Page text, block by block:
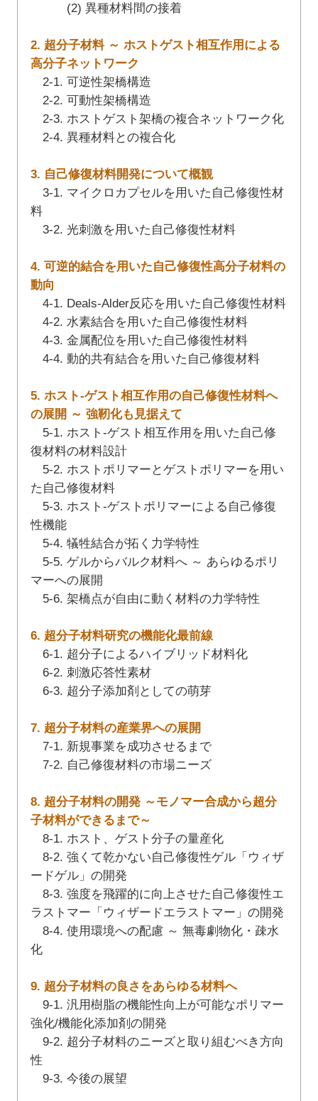
(2) 異種材料間の接着
2. 超分子材料 ～ ホストゲスト相互作用による
高分子ネットワーク
2-1. 可逆性架橋構造
2-2. 可動性架橋構造
2-3. ホストゲスト架橋の複合ネットワーク化
2-4. 異種材料との複合化
3. 自己修復材料開発について概観
3-1. マイクロカプセルを用いた自己修復性材
料
3-2. 光刺激を用いた自己修復性材料
4. 可逆的結合を用いた自己修復性高分子材料の
動向
4-1. Deals-Alder反応を用いた自己修復性材料
4-2. 水素結合を用いた自己修復性材料
4-3. 金属配位を用いた自己修復性材料
4-4. 動的共有結合を用いた自己修復材料
5. ホスト-ゲスト相互作用の自己修復性材料へ
の展開 ～ 強靭化も見据えて
5-1. ホスト-ゲスト相互作用を用いた自己修
復材料の材料設計
5-2. ホストポリマーとゲストポリマーを用い
た自己修復材料
5-3. ホスト-ゲストポリマーによる自己修復
性機能
5-4. 犠牲結合が拓く力学特性
5-5. ゲルからバルク材料へ ～ あらゆるポリ
マーへの展開
5-6. 架橋点が自由に動く材料の力学特性
6. 超分子材料研究の機能化最前線
6-1. 超分子によるハイブリッド材料化
6-2. 刺激応答性素材
6-3. 超分子添加剤としての萌芽
7. 超分子材料の産業界への展開
7-1. 新規事業を成功させるまで
7-2. 自己修復材料の市場ニーズ
8. 超分子材料の開発 ～モノマー合成から超分
子材料ができるまで～
8-1. ホスト、ゲスト分子の量産化
8-2. 強くて乾かない自己修復性ゲル「ウィザ
ードゲル」の開発
8-3. 強度を飛躍的に向上させた自己修復性エ
ラストマー「ウィザードエラストマー」の開発
8-4. 使用環境への配慮 ～ 無毒劇物化・疎水
化
9. 超分子材料の良さをあらゆる材料へ
9-1. 汎用樹脂の機能性向上が可能なポリマー
強化/機能化添加剤の開発
9-2. 超分子材料のニーズと取り組むべき方向
性
9-3. 今後の展望